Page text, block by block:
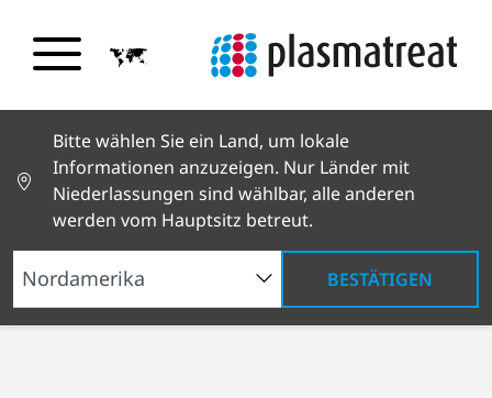
Bitte wählen Sie ein Land, um lokale
Informationen anzuzeigen. Nur Länder mit
Niederlassungen sind wählbar, alle anderen
werden vom Hauptsitz betreut.
BESTÄTIGEN
Branchenlösungen Textilien
Funktionalisiertes
Gewebe